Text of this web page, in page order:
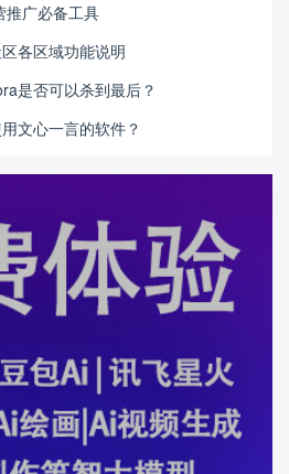
广必备工具
各区域功能说明
是否可以杀到最后？
文心一言的软件？